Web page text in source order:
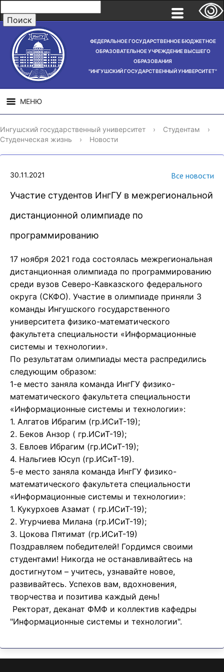
ФЕДЕРАЛЬНОЕ ГОСУДАРСТВЕННОЕ БЮДЖЕТНОЕ
ОБРАЗОВАТЕЛЬНОЕ УЧРЕЖДЕНИЕ ВЫСШЕГО
ОБРАЗОВАНИЯ
"ИНГУШСКИЙ ГОСУДАРСТВЕННЫЙ УНИВЕРСИТЕТ"
МЕНЮ
СВЕДЕНИЯ ОБ
ОБРАЗОВАТЕЛЬНОЙ
НАУЧНАЯ
ДЕЯТЕЛЬНОСТЬ
Ингушский государственный университет › Студентам
›
Студенческая жизнь
› Новости
30.11.2021 Все новости
Участие студентов ИнгГУ в межрегиональной
дистанционной олимпиаде по
программированию
17 ноября 2021 года состоялась межрегиональная
дистанционная олимпиада по программированию
среди вузов Северо-Кавказского федерального
округа (СКФО). Участие в олимпиаде приняли 3
команды Ингушского государственного
университета физико-математического
факультета специальности «Информационные
системы и технологии».
По результатам олимпиады места распредились
следующим образом:
1-е место заняла команда ИнгГУ физико-
математического факультета специальности
«Информационные системы и технологии»:
‌1. Алгатов Ибрагим (гр.ИСиТ-19);
‌2. Беков Анзор ( гр.ИСиТ-19);
‌3. Евлоев Ибрагим (гр.ИСиТ-19);
‌4. Нальгиев Юсуп (гр.ИСиТ-19).
5-е место заняла команда ИнгГУ физико-
математического факультета специальности
«Информационные системы и технологии»:
‌1. Кукурхоев Азамат ( гр.ИСиТ-19);
‌2. Угурчиева Милана (гр.ИСиТ-19);
‌3. Цокова Пятимат (гр.ИСиТ-19)
Поздравляем победителей! Гордимся своими
студентами! Никогда не останавливайтесь на
достигнутом – учитесь, узнавайте новое,
развивайтесь. Успехов вам, вдохновения,
творчества и позитива каждый день!
Ректорат, деканат ФМФ и коллектив кафедры
"Информационные системы и технологии".